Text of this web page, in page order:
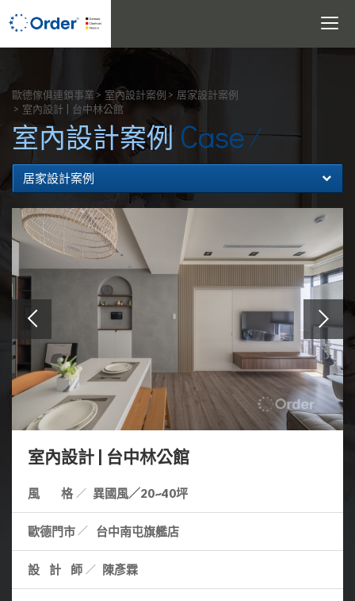
Toggle
歐德傢俱連鎖事業 室內設計案例
居家設計案例
室內設計 | 台中林公館
室內設計案例 Case
居家設計案例
室內設計 | 台中林公館
風 格 異國風／20~40坪
歐德門市 台中南屯旗艦店
設計師 陳彥霖